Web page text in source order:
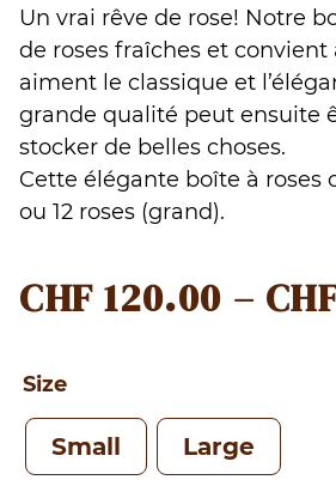
Un vrai rêve de rose! Notre
de roses fraîches et convient
aiment le classique et
grande qualité peut ensuite
stocker de belles choses.
Cette élégante boîte à roses
ou 12 roses (grand).
CHF 120.00 –
Size
Small Large